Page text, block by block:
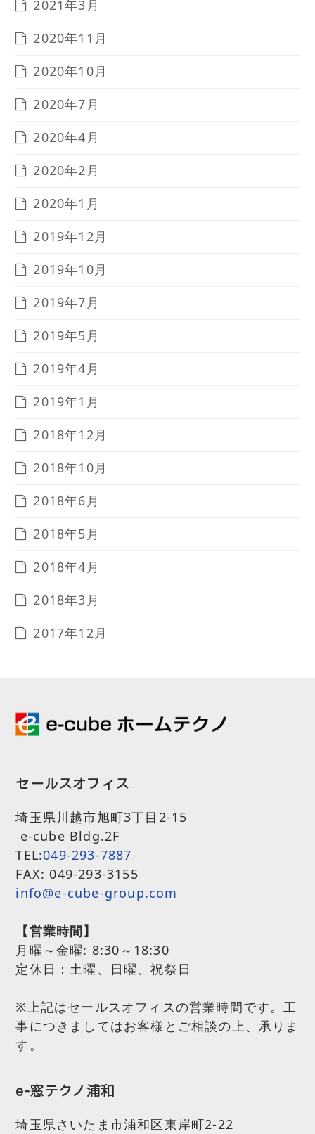
2021年3月
2020年11月
2020年10月
2020年7月
2020年4月
2020年2月
2020年1月
2019年12月
2019年10月
2019年7月
2019年5月
2019年4月
2019年1月
2018年12月
2018年10月
2018年6月
2018年5月
2018年4月
2018年3月
2017年12月
セールスオフィス
埼玉県川越市旭町3丁目2-15
e-cube Bldg.2F
TEL:049-293-7887
FAX: 049-293-3155
info@e-cube-group.com
【営業時間】
月曜～金曜: 8:30～18:30
定休日：土曜、日曜、祝祭日
※上記はセールスオフィスの営業時間です。工
事につきましてはお客様とご相談の上、承りま
す。
e-窓テクノ浦和
埼玉県さいたま市浦和区東岸町2-22